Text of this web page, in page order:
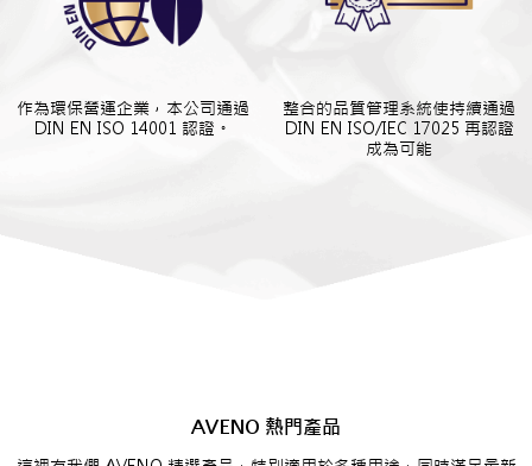
作為環保營運企業，本公司通過
DIN EN ISO 14001 認證。
整合的品質管理系統使持續通過
DIN EN ISO/IEC 17025 再認證
成為可能
AVENO 熱門產品